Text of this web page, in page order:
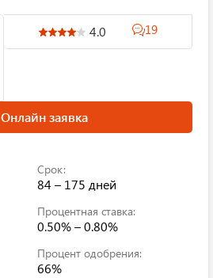
4.0 19
Онлайн заявка
Срок:
84 – 175 дней
Процентная ставка:
0.50% – 0.80%
Процент одобрения:
66%